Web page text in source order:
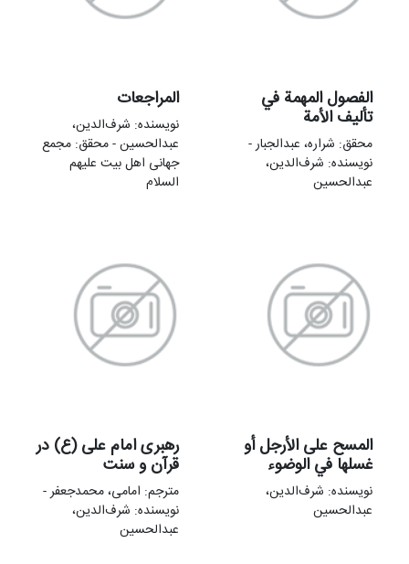
الفصول المهمة في
تألیف الأمة
محقق: شراره، عبدالجبار -
نویسنده: شرف‌الدین،
عبدالحسین
المراجعات
نویسنده: شرف‌الدین،
عبدالحسین - محقق: مجمع
جهانی اهل بیت علیهم
السلام
المسح علی الأرجل أو
غسلها في الوضوء
نویسنده: شرف‌الدین،
عبدالحسین
رهبری امام علی (ع) در
قرآن و سنت
مترجم: امامی، محمدجعفر -
نویسنده: شرف‌الدین،
عبدالحسین